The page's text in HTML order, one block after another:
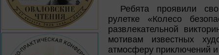
Ребята проявили
рулетке «Колесо
развлекательной
мотивам известных
атмосферу приключений